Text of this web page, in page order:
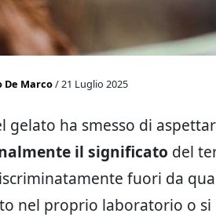
De Marco/ 21 Luglio 2025
gelato ha smesso di
il significato del
fuori da
nel proprio laboratorio o